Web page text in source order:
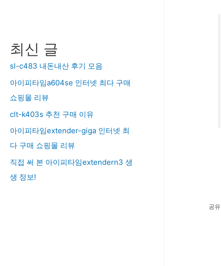
최신 글
sl-c483 내돈내산 후기 모음
아이피타임a604se 인터넷 최다 구매
쇼핑몰 리뷰
clt-k403s 추천 구매 이유
아이피타임extender-giga 인터넷 최
다 구매 쇼핑몰 리뷰
직접 써 본 아이피타임extendern3 생
생 정보!
공